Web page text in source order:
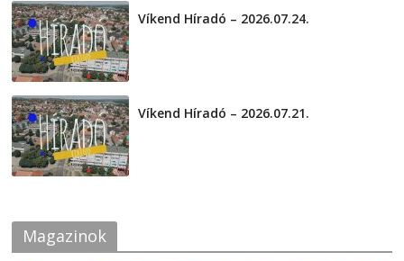
Víkend Híradó – 2026.07.24.
Víkend Híradó – 2026.07.21.
Magazinok